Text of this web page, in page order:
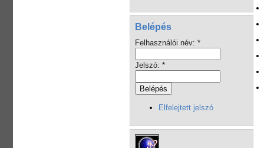
Belépés
Felhasználói név: *
Jelszó: *
Elfelejtett jelszó